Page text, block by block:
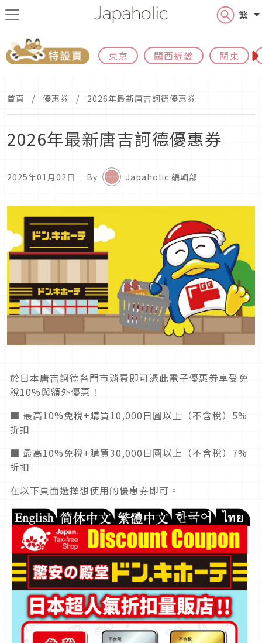
繁
東京 關西近畿 關東
首頁 優惠券 2026年最新唐吉訶德優惠券
2026年最新唐吉訶德優惠券
2025年01月02日 ｜ By Japaholic 編輯部
於日本唐吉訶德各門市消費即可憑此電子優惠券享受免
稅10%與額外優惠！
■ 最高10%免稅+購買10,000日圓以上（不含稅）5%
折扣
■ 最高10%免稅+購買30,000日圓以上（不含稅）7%
折扣
在以下頁面選擇想使用的優惠券即可。